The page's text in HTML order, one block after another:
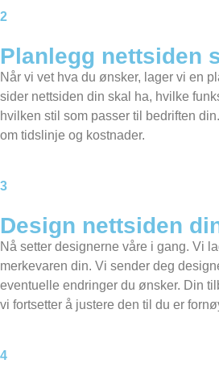
2
Planlegg nettsiden
Når vi vet hva du ønsker, lager vi en
sider nettsiden din skal ha, hvilke
hvilken stil som passer til bedriften
om tidslinje og kostnader.
3
Design nettsiden
Nå setter designerne våre i gang. Vi
merkevaren din. Vi sender deg
eventuelle endringer du ønsker. Din
vi fortsetter å justere den til du er
4